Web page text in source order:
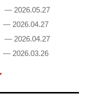
— 2026.05.27
— 2026.04.27
— 2026.04.27
— 2026.03.26